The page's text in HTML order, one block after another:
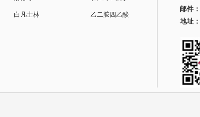
白凡士林 乙二胺四乙酸
邮件：
地址：